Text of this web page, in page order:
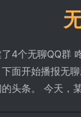
4个无聊QQ群
下面开始播报无
头条。 今天，